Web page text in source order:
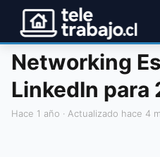
Networking
LinkedIn para
hace 1 año · Actualizado hace 4